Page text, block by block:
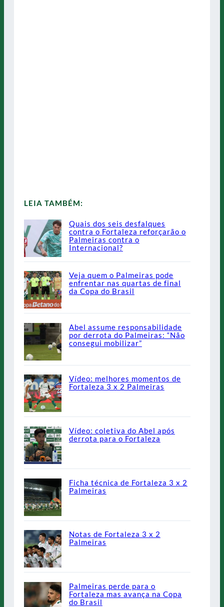
LEIA TAMBÉM:
Quais dos seis desfalques
contra o Fortaleza reforçarão o
Palmeiras contra o
Internacional?
Veja quem o Palmeiras pode
enfrentar nas quartas de final
da Copa do Brasil
Abel assume responsabilidade
por derrota do Palmeiras: “Não
consegui mobilizar”
Vídeo: melhores momentos de
Fortaleza 3 x 2 Palmeiras
Vídeo: coletiva do Abel após
derrota para o Fortaleza
Ficha técnica de Fortaleza 3 x 2
Palmeiras
Notas de Fortaleza 3 x 2
Palmeiras
Palmeiras perde para o
Fortaleza mas avança na Copa
do Brasil